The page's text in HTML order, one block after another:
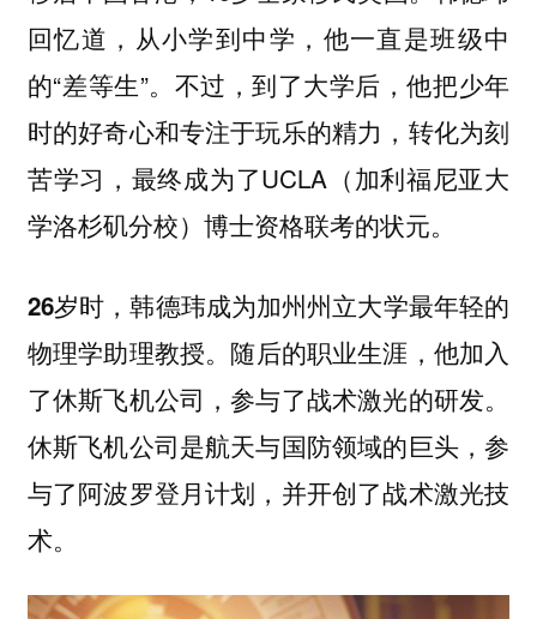
回忆道，从小学到中学，他一直是班级中
的“差等生”。不过，到了大学后，他把少年
时的好奇心和专注于玩乐的精力，转化为刻
苦学习，最终成为了UCLA（加利福尼亚大
学洛杉矶分校）博士资格联考的状元。
26岁时，韩德玮成为加州州立大学最年轻的
物理学助理教授。 随后的职业生涯，他加入
了休斯飞机公司，参与了战术激光的研发。
休斯飞机公司是航天与国防领域的巨头，参
与了阿波罗登月计划，并开创了战术激光技
术。